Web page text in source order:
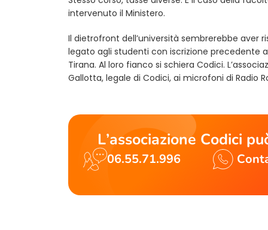
intervenuto il Ministero.
Il dietrofront dell’università sembrerebbe aver
legato agli studenti con iscrizione precedente
Tirana. Al loro fianco si schiera Codici.
Gallotta, legale di Codici, ai microfoni di Radio
L’associazione Codici
06.55.71.996